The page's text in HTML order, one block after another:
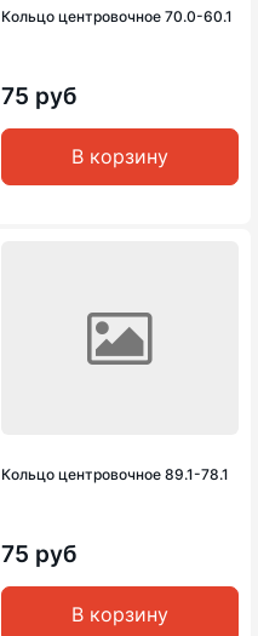
Кольцо центровочное 70.0-60.1
75 руб
В корзину
Кольцо центровочное 89.1-78.1
75 руб
В корзину